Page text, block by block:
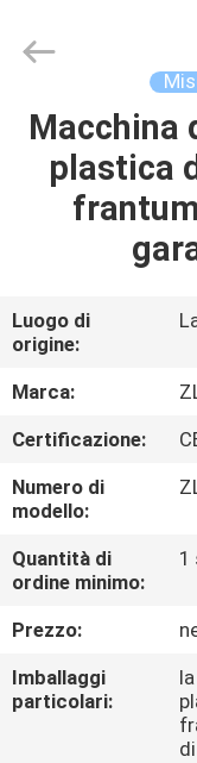
CASA
PRODOTTI
CIRCA
NOI
GIRO
DELLA
FABBRICA
CONTROLLO
DI
QUALITÀ
Instrument
Technology
Rights
Reserved.Macchina
plastica
Luogo di
origine:
Marca:
Certificazione:
Numero di
modello:
Quantità di
ordine minimo:
1
Prezzo:
Imballaggi
particolari:
di